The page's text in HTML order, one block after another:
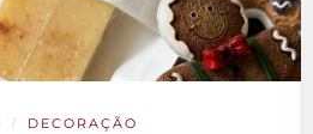
/ DECORAÇÃO